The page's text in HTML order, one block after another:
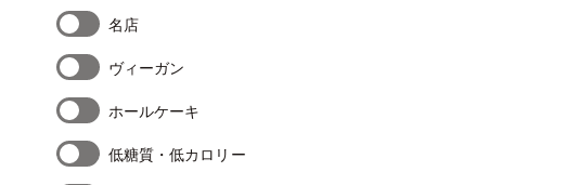
名店
ヴィーガン
ホールケーキ
低糖質・低カロリー